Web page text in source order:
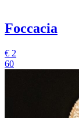
Foccacia
€ 2
60